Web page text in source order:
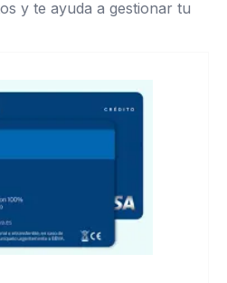
y te ayuda a gestionar tu